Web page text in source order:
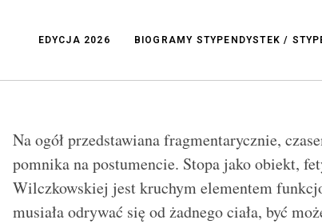
EDYCJA 2026 BIOGRAMY STYPENDYSTEK /
Na ogół przedstawiana fragmentarycznie,
pomnika na postumencie. Stopa jako obiekt,
Wilczkowskiej jest kruchym elementem
musiała odrywać się od żadnego ciała, być